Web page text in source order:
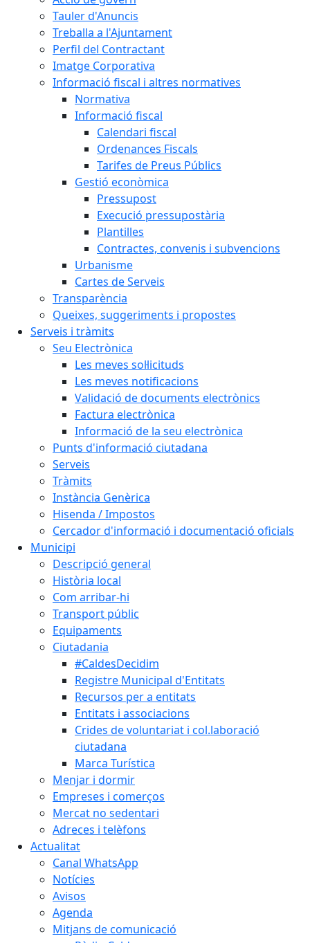
Tauler d'Anuncis
Treballa a l'Ajuntament
Perfil del Contractant
Imatge Corporativa
Informació fiscal i altres normatives
Normativa
Informació fiscal
Calendari fiscal
Ordenances Fiscals
Tarifes de Preus Públics
Gestió econòmica
Pressupost
Execució pressupostària
Plantilles
Contractes, convenis i subvencions
Urbanisme
Cartes de Serveis
Transparència
Queixes, suggeriments i propostes
Serveis i tràmits
Seu Electrònica
Les meves sol·licituds
Les meves notificacions
Validació de documents electrònics
Factura electrònica
Informació de la seu electrònica
Punts d'informació ciutadana
Serveis
Tràmits
Instància Genèrica
Hisenda / Impostos
Cercador d'informació i documentació oficials
Municipi
Descripció general
Història local
Com arribar-hi
Transport públic
Equipaments
Ciutadania
#CaldesDecidim
Registre Municipal d'Entitats
Recursos per a entitats
Entitats i associacions
Crides de voluntariat i col.laboració
ciutadana
Marca Turística
Menjar i dormir
Empreses i comerços
Mercat no sedentari
Adreces i telèfons
Actualitat
Canal WhatsApp
Notícies
Avisos
Agenda
Mitjans de comunicació